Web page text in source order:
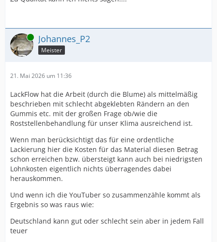
Online Johannes_P2
Meister
21. Mai 2026 um 11:36
LackFlow hat die Arbeit (durch die Blume) als mittelmäßig
beschrieben mit schlecht abgeklebten Rändern an den
Gummis etc. mit der großen Frage ob/wie die
Roststellenbehandlung für unser Klima ausreichend ist.
Wenn man berücksichtigt das für eine ordentliche
Lackierung hier die Kosten für das Material diesen Betrag
schon erreichen bzw. übersteigt kann auch bei niedrigsten
Lohnkosten eigentlich nichts überragendes dabei
herauskommen.
Und wenn ich die YouTuber so zusammenzähle kommt als
Ergebnis so was raus wie:
Deutschland kann gut oder schlecht sein aber in jedem Fall
teuer